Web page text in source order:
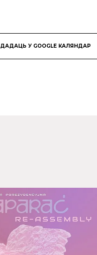
ДАДАЦЬ У GOOGLE КАЛЯНДАР